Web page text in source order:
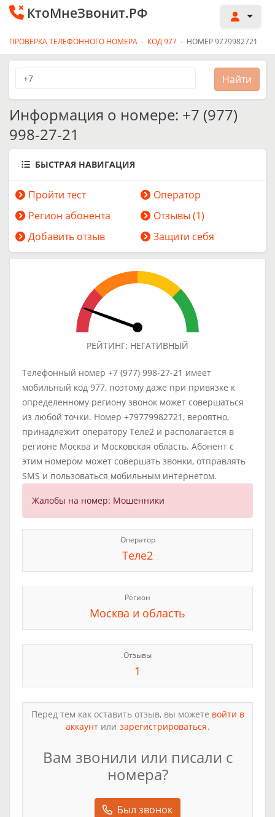
КтоМнеЗвонит.РФ
ПРОВЕРКА ТЕЛЕФОННОГО НОМЕРА - КОД 977 - НОМЕР 9779982721
Информация о номере: +7 (977)
998-27-21
БЫСТРАЯ НАВИГАЦИЯ
Пройти тест
Оператор
Регион абонента
Отзывы (1)
Добавить отзыв
Защити себя
РЕЙТИНГ: НЕГАТИВНЫЙ
Телефонный номер +7 (977) 998-27-21 имеет
мобильный код 977, поэтому даже при привязке к
определенному региону звонок может совершаться
из любой точки. Номер +79779982721, вероятно,
принадлежит оператору Теле2 и располагается в
регионе Москва и Московская область. Абонент с
этим номером может совершать звонки, отправлять
SMS и пользоваться мобильным интернетом.
Жалобы на номер: Мошенники
Оператор
Теле2
Регион
Москва и область
Отзывы
1
Перед тем как оставить отзыв, вы можете войти в
аккаунтили зарегистрироваться.
Вам звонили или писали с
номера?
Был звонок